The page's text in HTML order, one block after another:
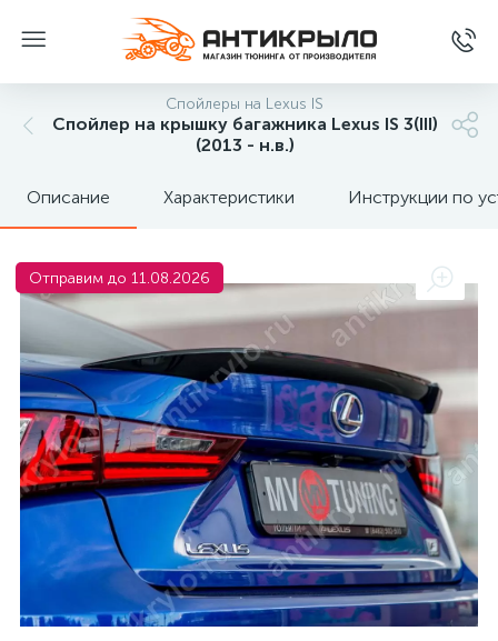
Спойлеры на Lexus IS
Спойлер на крышку багажника Lexus IS 3(III)
(2013 - н.в.)
Описание Характеристики Инструкции по
Отправим до 11.08.2026